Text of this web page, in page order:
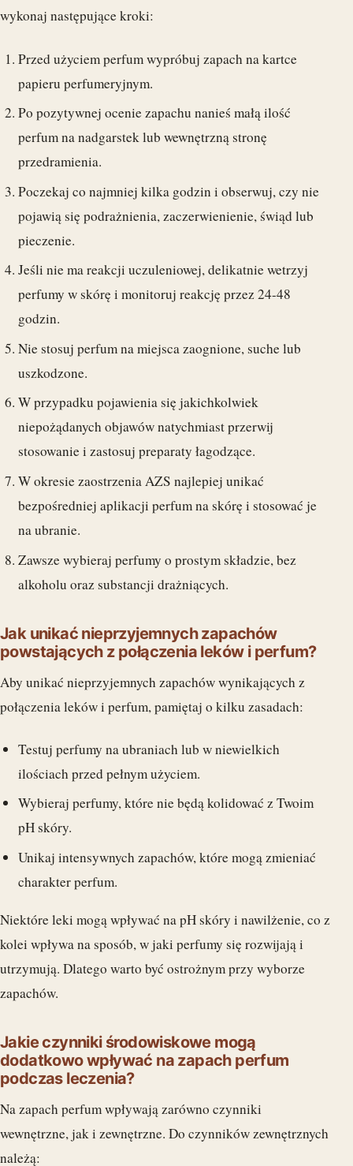
wykonaj następujące kroki:
Przed użyciem perfum wypróbuj zapach na kartce
papieru perfumeryjnym.
Po pozytywnej ocenie zapachu nanieś małą ilość
perfum na nadgarstek lub wewnętrzną stronę
przedramienia.
Poczekaj co najmniej kilka godzin i obserwuj, czy nie
pojawią się podrażnienia, zaczerwienienie, świąd lub
pieczenie.
Jeśli nie ma reakcji uczuleniowej, delikatnie wetrzyj
perfumy w skórę i monitoruj reakcję przez 24-48
godzin.
Nie stosuj perfum na miejsca zaognione, suche lub
uszkodzone.
W przypadku pojawienia się jakichkolwiek
niepożądanych objawów natychmiast przerwij
stosowanie i zastosuj preparaty łagodzące.
W okresie zaostrzenia AZS najlepiej unikać
bezpośredniej aplikacji perfum na skórę i stosować je
na ubranie.
Zawsze wybieraj perfumy o prostym składzie, bez
alkoholu oraz substancji drażniących.
Jak unikać nieprzyjemnych zapachów
powstających z połączenia leków i perfum?
Aby unikać nieprzyjemnych zapachów wynikających z
połączenia leków i perfum, pamiętaj o kilku zasadach:
Testuj perfumy na ubraniach lub w niewielkich
ilościach przed pełnym użyciem.
Wybieraj perfumy, które nie będą kolidować z Twoim
pH skóry.
Unikaj intensywnych zapachów, które mogą zmieniać
charakter perfum.
Niektóre leki mogą wpływać na pH skóry i nawilżenie, co z
kolei wpływa na sposób, w jaki perfumy się rozwijają i
utrzymują. Dlatego warto być ostrożnym przy wyborze
zapachów.
Jakie czynniki środowiskowe mogą
dodatkowo wpływać na zapach perfum
podczas leczenia?
Na zapach perfum wpływają zarówno czynniki
wewnętrzne, jak i zewnętrzne. Do czynników zewnętrznych
należą: